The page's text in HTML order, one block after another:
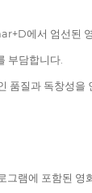
에서 엄선된
부담합니다.
품질과 독창성을
램에 포함된